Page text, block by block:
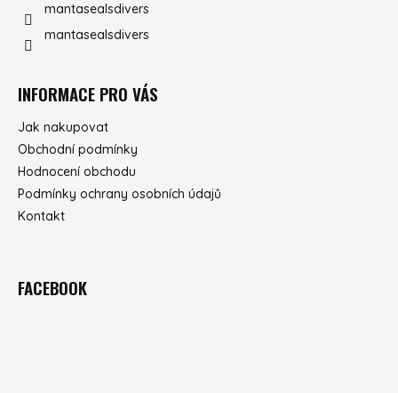
mantasealsdivers
mantasealsdivers
INFORMACE PRO VÁS
Jak nakupovat
Obchodní podmínky
Hodnocení obchodu
Podmínky ochrany osobních údajů
Kontakt
FACEBOOK